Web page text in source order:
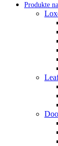
Produkte